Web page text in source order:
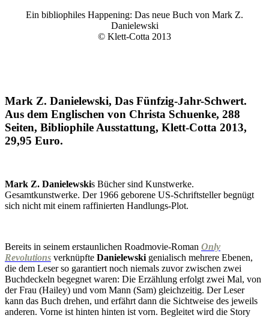
Ein bibliophiles Happening: Das neue Buch von Mark Z.
Danielewski
© Klett-Cotta 2013
Mark Z. Danielewski, Das Fünfzig-Jahr-Schwert.
Aus dem Englischen von Christa Schuenke, 288
Seiten, Bibliophile Ausstattung, Klett-Cotta 2013,
29,95 Euro.
Mark Z. Danielewskis Bücher sind Kunstwerke.
Gesamtkunstwerke. Der 1966 geborene US-Schriftsteller begnügt
sich nicht mit einem raffinierten Handlungs-Plot.
Bereits in seinem erstaunlichen Roadmovie-Roman Only
Revolutions verknüpfte Danielewski genialisch mehrere Ebenen,
die dem Leser so garantiert noch niemals zuvor zwischen zwei
Buchdeckeln begegnet waren: Die Erzählung erfolgt zwei Mal, von
der Frau (Hailey) und vom Mann (Sam) gleichzeitig. Der Leser
kann das Buch drehen, und erfährt dann die Sichtweise des jeweils
anderen. Vorne ist hinten hinten ist vorn. Begleitet wird die Story